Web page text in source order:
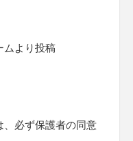
ムより投稿
必ず保護者の同意